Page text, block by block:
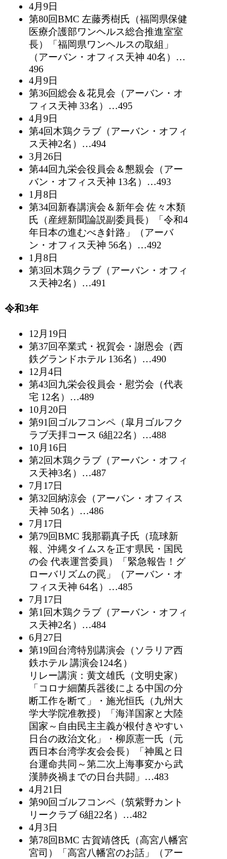
4月9日
第80回BMC 左藤秀樹氏（福岡県保健
医療介護部ワンヘルス総合推進室室
長）「福岡県ワンヘルスの取組」
（アーバン・オフィス天神 40名）…
496
4月9日
第36回総会＆花見会（アーバン・オ
フィス天神 33名）…495
4月9日
第4回木鶏クラブ（アーバン・オフィ
ス天神2名）…494
3月26日
第44回九栄会役員会＆懇親会（アー
バン・オフィス天神 13名）…493
1月8日
第34回新春講演会＆新年会 佐々木類
氏（産經新聞論説副委員長）「令和4
年日本の進むべき針路」（アーバ
ン・オフィス天神 56名）…492
1月8日
第3回木鶏クラブ（アーバン・オフィ
ス天神2名）…491
令和3年
12月19日
第37回卒業式・祝賀会・謝恩会（西
鉄グランドホテル 136名）…490
12月4日
第43回九栄会役員会・慰労会（代表
宅 12名）…489
10月20日
第91回ゴルフコンペ（皐月ゴルフク
ラブ天拝コース 6組22名）…488
10月16日
第2回木鶏クラブ（アーバン・オフィ
ス天神3名）…487
7月17日
第32回納涼会（アーバン・オフィス
天神 50名）…486
7月17日
第79回BMC 我那覇真子氏（琉球新
報、沖縄タイムスを正す県民・国民
の会 代表運営委員）「緊急報告！グ
ローバリズムの罠」（アーバン・オ
フィス天神 64名）…485
7月17日
第1回木鶏クラブ（アーバン・オフィ
ス天神2名）…484
6月27日
第19回台湾特別講演会（ソラリア西
鉄ホテル 講演会124名）
リレー講演：黄文雄氏（文明史家）
「コロナ細菌兵器後による中国の分
断工作を断て」・施光恒氏（九州大
学大学院准教授）「海洋国家と大陸
国家～自由民主主義が根付きやすい
日台の政治文化」・柳原憲一氏（元
西日本台湾学友会会長）「神風と日
台運命共同～第二次上海事変から武
漢肺炎禍までの日台共闘」…483
4月21日
第90回ゴルフコンペ（筑紫野カント
リークラブ 6組22名）…482
4月3日
第78回BMC 古賀靖啓氏（高宮八幡宮
宮司）「高宮八幡宮のお話」（アー